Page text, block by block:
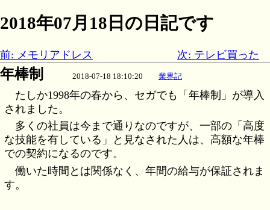
2018年07月18日の日記です
前: メモリアドレス 次: テレビ買った
年棒制 2018-07-18 18:10:20 業界記
たしか1998年の春から、セガでも「年棒制」が導入
されました。
多くの社員は今まで通りなのですが、一部の「高度
な技能を有している」と見なされた人は、高額な年棒
での契約になるのです。
働いた時間とは関係なく、年間の給与が保証されま
す。